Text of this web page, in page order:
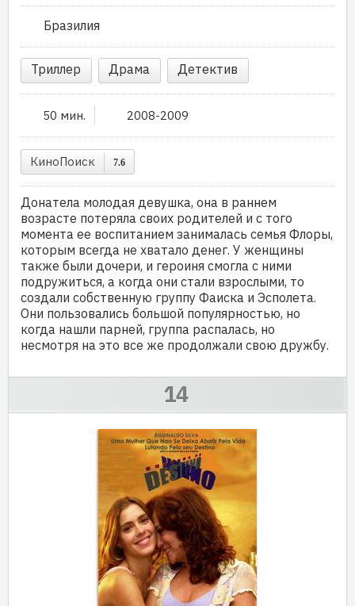
Бразилия
Триллер Драма Детектив
50 мин. 2008-2009
КиноПоиск 7.6
Донатела молодая девушка, она в раннем
возрасте потеряла своих родителей и с того
момента ее воспитанием занималась семья Флоры,
которым всегда не хватало денег. У женщины
также были дочери, и героиня смогла с ними
подружиться, а когда они стали взрослыми, то
создали собственную группу Фаиска и Эсполета.
Они пользовались большой популярностью, но
когда нашли парней, группа распалась, но
несмотря на это все же продолжали свою дружбу.